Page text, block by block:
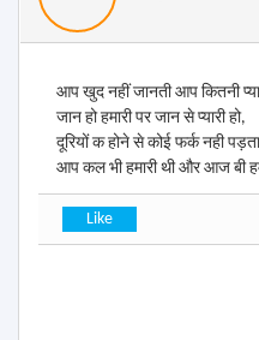
आप खुद नहीं जानती आप कितनी
जान हो हमारी पर जान से प्यारी हो,
दूरियों क होने से कोई फर्क नही पड़ता
आप कल भी हमारी थी और आज बी